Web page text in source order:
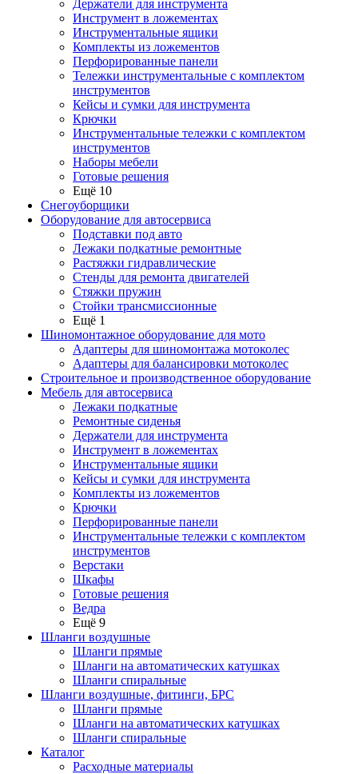
Держатели для инструмента
Инструмент в ложементах
Инструментальные ящики
Комплекты из ложементов
Перфорированные панели
Тележки инструментальные с комплектом
инструментов
Кейсы и сумки для инструмента
Крючки
Инструментальные тележки с комплектом
инструментов
Наборы мебели
Готовые решения
Ещё 10
Снегоуборщики
Оборудование для автосервиса
Подставки под авто
Лежаки подкатные ремонтные
Растяжки гидравлические
Стенды для ремонта двигателей
Стяжки пружин
Стойки трансмиссионные
Ещё 1
Шиномонтажное оборудование для мото
Адаптеры для шиномонтажа мотоколес
Адаптеры для балансировки мотоколес
Строительное и производственное оборудование
Мебель для автосервиса
Лежаки подкатные
Ремонтные сиденья
Держатели для инструмента
Инструмент в ложементах
Инструментальные ящики
Кейсы и сумки для инструмента
Комплекты из ложементов
Крючки
Перфорированные панели
Инструментальные тележки с комплектом
инструментов
Верстаки
Шкафы
Готовые решения
Ведра
Ещё 9
Шланги воздушные
Шланги прямые
Шланги на автоматических катушках
Шланги спиральные
Шланги воздушные, фитинги, БРС
Шланги прямые
Шланги на автоматических катушках
Шланги спиральные
Каталог
Расходные материалы